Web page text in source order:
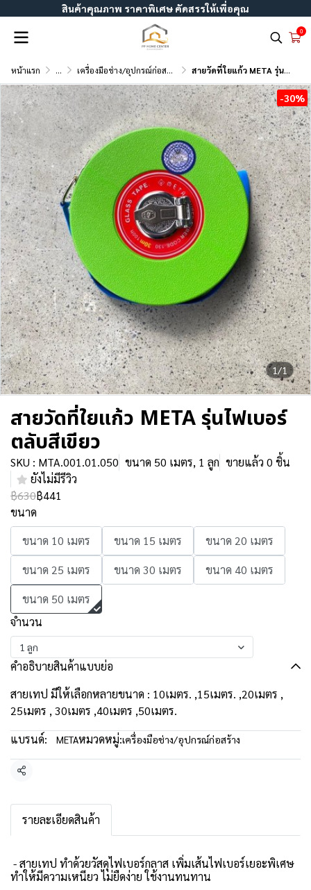
สินค้าคุณภาพ ราคาพิเศษ คัดสรรให้เพื่อคุณ
0
หน้าแรก ... เครื่องมือช่าง/อุปกรณ์ก่อสร้าง สายวัดที่ใยแก้ว META รุ่นไฟเบอร์ ตลับสีเขียว
1/1
-30%
สายวัดที่ใยแก้ว META รุ่นไฟเบอร์
ตลับสีเขียว
SKU : MTA.001.01.050 ขนาด 50 เมตร, 1 ลูก ขายแล้ว 0 ชิ้น
ยังไม่มีรีวิว
฿630฿441
ขนาด
ขนาด 10 เมตร
ขนาด 15 เมตร
ขนาด 20 เมตร
ขนาด 25 เมตร
ขนาด 30 เมตร
ขนาด 40 เมตร
ขนาด 50 เมตร
จำนวน
1 ลูก
คำอธิบายสินค้าแบบย่อ
สายเทป มีให้เลือกหลายขนาด : 10เมตร. ,15เมตร. ,20เมตร ,
25เมตร , 30เมตร ,40เมตร ,50เมตร.
แบรนด์:
METAหมวดหมู่:เครื่องมือช่าง/อุปกรณ์ก่อสร้าง
แชร์
รายละเอียดสินค้า
- สายเทป ทำด้วยวัสดุไฟเบอร์กลาส เพิ่มเส้นไฟเบอร์เยอะพิเศษ
ทำให้มีความเหนียว ไม่ยืดง่าย ใช้งานทนทาน